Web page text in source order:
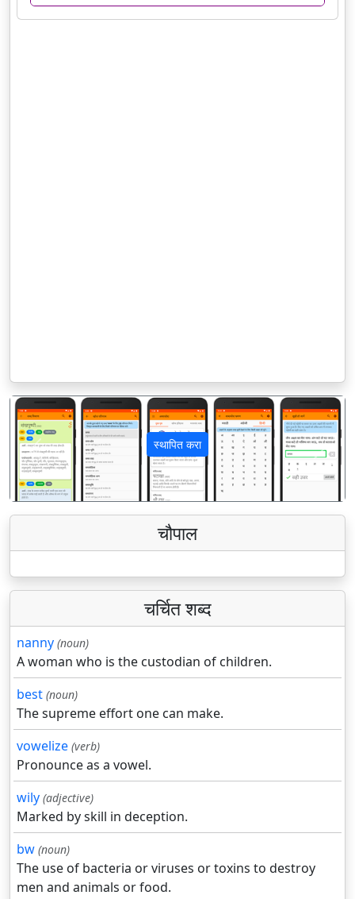
स्थापित करा
पिछला अगला
चौपाल
चर्चित शब्द
nanny (noun)
A woman who is the custodian of children.
best (noun)
The supreme effort one can make.
vowelize (verb)
Pronounce as a vowel.
wily (adjective)
Marked by skill in deception.
bw (noun)
The use of bacteria or viruses or toxins to destroy
men and animals or food.